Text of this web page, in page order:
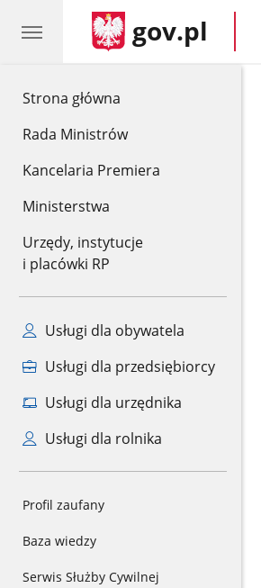
Strona główna
Rada Ministrów
Kancelaria Premiera
Ministerstwa
Urzędy, instytucje
i placówki RP
Usługi dla obywatela
Usługi dla przedsiębiorcy
Usługi dla urzędnika
Usługi dla rolnika
Profil zaufany
Baza wiedzy
Serwis Służby Cywilnej
gov.pl